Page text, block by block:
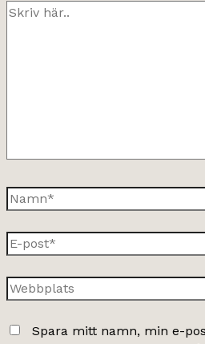
Skriv
Namn*
E-
post*
Webbplats
Spara mitt namn, min e-